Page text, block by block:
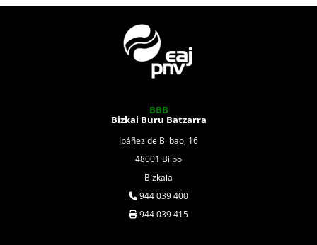
BBB
Bizkai Buru Batzarra
Ibáñez de Bilbao, 16
48001 Bilbo
Bizkaia
944 039 400
944 039 415